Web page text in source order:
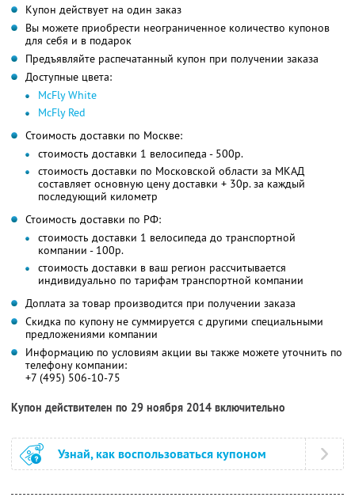
Купон действует на один заказ
Вы можете приобрести неограниченное количество купонов
для себя и в подарок
Предъявляйте распечатанный купон при получении заказа
Доступные цвета:
McFly White
McFly Red
Стоимость доставки по Москве:
стоимость доставки 1 велосипеда - 500р.
стоимость доставки по Московской области за МКАД
составляет основную цену доставки + 30р. за каждый
последующий километр
Стоимость доставки по РФ:
стоимость доставки 1 велосипеда до транспортной
компании - 100р.
стоимость доставки в ваш регион рассчитывается
индивидуально по тарифам транспортной компании
Доплата за товар производится при получении заказа
Скидка по купону не суммируется с другими специальными
предложениями компании
Информацию по условиям акции вы также можете уточнить по
телефону компании:
+7 (495) 506-10-75
Купон действителен по 29 ноября 2014 включительно
Узнай, как воспользоваться купоном